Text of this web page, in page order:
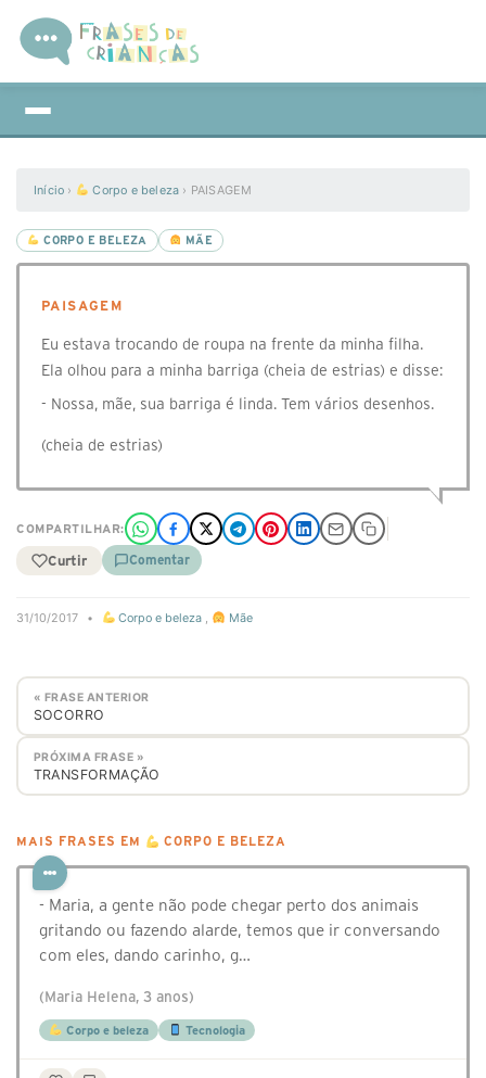
Início › Corpo e beleza › PAISAGEM
CORPO E BELEZA MÃE
PAISAGEM
Eu estava trocando de roupa na frente da minha filha.
Ela olhou para a minha barriga (cheia de estrias) e disse:
- Nossa, mãe, sua barriga é linda. Tem vários desenhos.
(cheia de estrias)
COMPARTILHAR:
Curtir Comentar
31/10/2017 • Corpo e beleza , Mãe
« FRASE ANTERIOR
SOCORRO
PRÓXIMA FRASE »
TRANSFORMAÇÃO
MAIS FRASES EM CORPO E BELEZA
- Maria, a gente não pode chegar perto dos animais
gritando ou fazendo alarde, temos que ir conversando
com eles, dando carinho, g…
(Maria Helena, 3 anos)
Corpo e beleza Tecnologia